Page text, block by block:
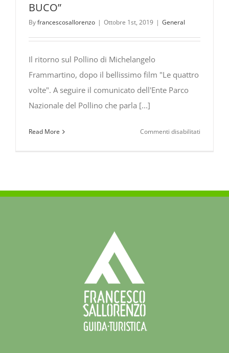
BUCO”
Byfrancescosallorenzo | Ottobre 1st, 2019 | General
Il ritorno sul Pollino di Michelangelo
Frammartino, dopo il bellissimo film "Le quattro
volte". A seguire il comunicato dell'Ente Parco
Nazionale del Pollino che parla [...]
Read More Commenti disabilitati
del